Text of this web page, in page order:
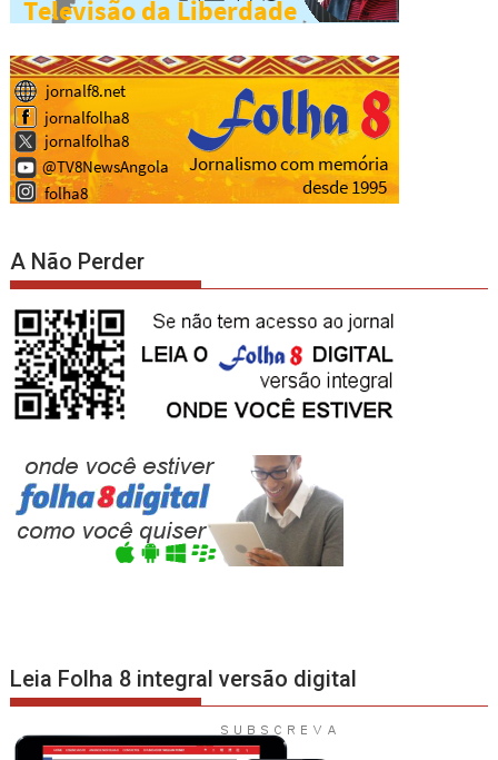
A Não Perder
Leia Folha 8 integral versão digital